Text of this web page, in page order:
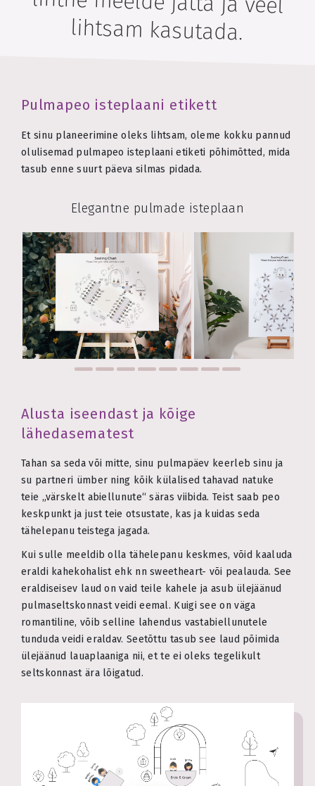
lihtsam kasutada.
Pulmapeo isteplaani etikett
Et sinu planeerimine oleks lihtsam, oleme kokku pannud
olulisemad pulmapeo isteplaani etiketi põhimõtted, mida
tasub enne suurt päeva silmas pidada.
Elegantne pulmade isteplaan
Alusta iseendast ja kõige
lähedasematest
Tahan sa seda või mitte, sinu pulmapäev keerleb sinu ja
su partneri ümber ning kõik külalised tahavad natuke
teie „värskelt abiellunute“ säras viibida. Teist saab peo
keskpunkt ja just teie otsustate, kas ja kuidas seda
tähelepanu teistega jagada.
Kui sulle meeldib olla tähelepanu keskmes, võid kaaluda
eraldi kahekohalist ehk nn sweetheart- või pealauda. See
eraldiseisev laud on vaid teile kahele ja asub ülejäänud
pulmaseltskonnast veidi eemal. Kuigi see on väga
romantiline, võib selline lahendus vastabiellunutele
tunduda veidi eraldav. Seetõttu tasub see laud põimida
ülejäänud lauaplaaniga nii, et te ei oleks tegelikult
seltskonnast ära lõigatud.